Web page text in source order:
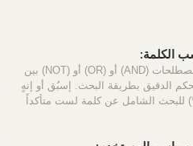
الكلمة:
استخدم المصطلحات (AND) أو (OR) أو (NOT) بين
الدقيق بطريقة البحث. إسبُق أو إنهٍ
للبحث الشامل عن كلمة لست متأكداً